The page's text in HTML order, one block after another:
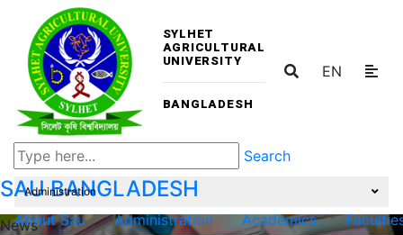
SYLHET
AGRICULTURAL
UNIVERSITY
BANGLADESH
EN
Search
SAUBANGLADESH
About Sau Administration Academics
Administration
News